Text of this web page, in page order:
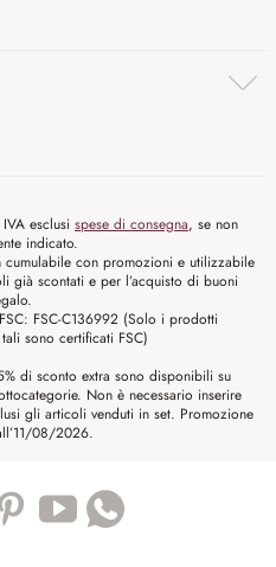
esclusi spese di consegna, se non
indicato.
con promozioni e utilizzabile
già scontati e per l’acquisto di buoni
FSC-C136992 (Solo i prodotti
sono certificati FSC)
di sconto extra sono disponibili su
Non è necessario inserire
gli articoli venduti in set. Promozione
08/2026.